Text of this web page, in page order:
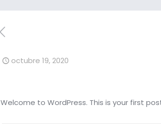
octubre 19, 2020
Welcome to WordPress. This is your first